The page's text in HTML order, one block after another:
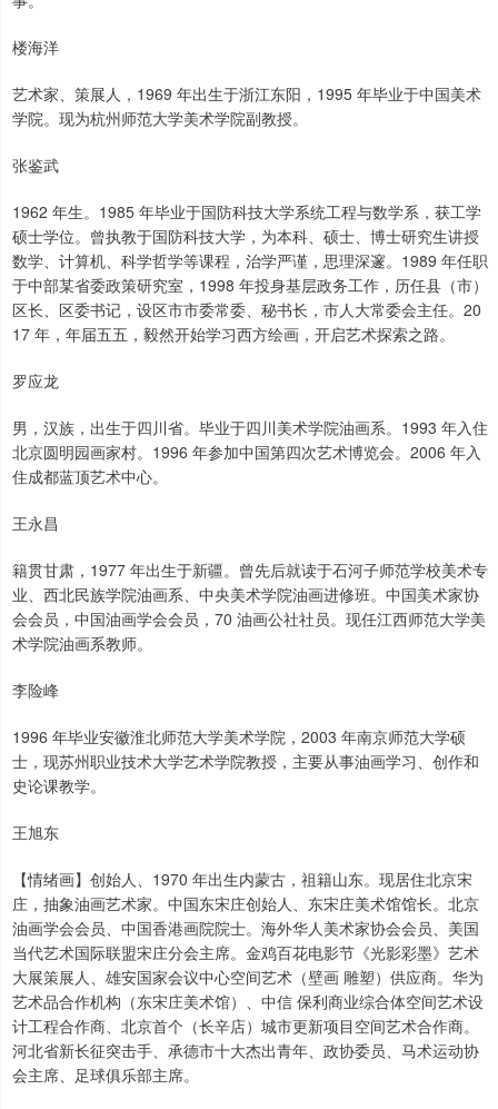
楼海洋
艺术家、策展人，1969 年出生于浙江东阳，1995 年毕业于中国美术
学院。现为杭州师范大学美术学院副教授。
张鉴武
1962 年生。1985 年毕业于国防科技大学系统工程与数学系，获工学
硕士学位。曾执教于国防科技大学，为本科、硕士、博士研究生讲授
数学、计算机、科学哲学等课程，治学严谨，思理深邃。1989 年任职
于中部某省委政策研究室，1998 年投身基层政务工作，历任县（市）
区长、区委书记，设区市市委常委、秘书长，市人大常委会主任。20
17 年，年届五五，毅然开始学习西方绘画，开启艺术探索之路。
罗应龙
男，汉族，出生于四川省。毕业于四川美术学院油画系。1993 年入住
北京圆明园画家村。1996 年参加中国第四次艺术博览会。2006 年入
住成都蓝顶艺术中心。
王永昌
籍贯甘肃，1977 年出生于新疆。曾先后就读于石河子师范学校美术专
业、西北民族学院油画系、中央美术学院油画进修班。中国美术家协
会会员，中国油画学会会员，70 油画公社社员。现任江西师范大学美
术学院油画系教师。
李险峰
1996 年毕业安徽淮北师范大学美术学院，2003 年南京师范大学硕
士，现苏州职业技术大学艺术学院教授，主要从事油画学习、创作和
史论课教学。
王旭东
【情绪画】创始人、1970 年出生内蒙古，祖籍山东。现居住北京宋
庄，抽象油画艺术家。中国东宋庄创始人、东宋庄美术馆馆长。北京
油画学会会员、中国香港画院院士。海外华人美术家协会会员、美国
当代艺术国际联盟宋庄分会主席。金鸡百花电影节《光影彩墨》艺术
大展策展人、雄安国家会议中心空间艺术（壁画 雕塑）供应商。华为
艺术品合作机构（东宋庄美术馆）、中信 保利商业综合体空间艺术设
计工程合作商、北京首个（长辛店）城市更新项目空间艺术合作商。
河北省新长征突击手、承德市十大杰出青年、政协委员、马术运动协
会主席、足球俱乐部主席。